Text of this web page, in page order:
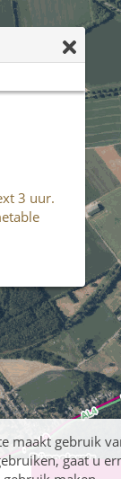
3 uur.
maakt gebruik
gaat u